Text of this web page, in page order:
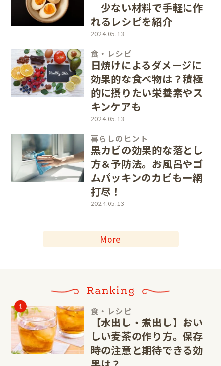
｜少ない材料で手軽に作
れるレシピを紹介
2024.05.13
食・レシピ
日焼けによるダメージに
効果的な食べ物は？積極
的に摂りたい栄養素やス
キンケアも
2024.05.13
暮らしのヒント
黒カビの効果的な落とし
方＆予防法。お風呂やゴ
ムパッキンのカビも一網
打尽！
2024.05.13
More
食・レシピ
【水出し・煮出し】おい
しい麦茶の作り方。保存
時の注意と期待できる効